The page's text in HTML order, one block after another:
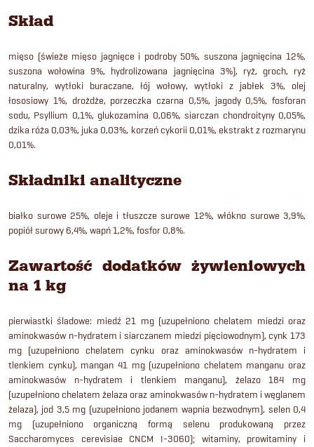
Skład
mięso (świeże mięso jagnięce i podroby 50%, suszona jagnięcina 12%,
suszona wołowina 9%, hydrolizowana jagnięcina 3%), ryż, groch, ryż
naturalny, wytłoki buraczane, łój wołowy, wytłoki z jabłek 3%, olej
łososiowy 1%, drożdże, porzeczka czarna 0,5%, jagody 0,5%, fosforan
sodu, Psyllium 0,1%, glukozamina 0,06%, siarczan chondroityny 0,05%,
dzika róża 0,03%, juka 0,03%, korzeń cykorii 0,01%, ekstrakt z rozmarynu
0,01%.
Składniki analityczne
białko surowe 25%, oleje i tłuszcze surowe 12%, włókno surowe 3,9%,
popiół surowy 6,4%, wapń 1,2%, fosfor 0,8%.
Zawartość dodatków żywieniowych
na 1 kg
pierwiastki śladowe: miedź 21 mg (uzupełniono chelatem miedzi oraz
aminokwasów n-hydratem i siarczanem miedzi pięciowodnym), cynk 173
mg (uzupełniono chelatem cynku oraz aminokwasów n-hydratem i
tlenkiem cynku), mangan 41 mg (uzupełniono chelatem manganu oraz
aminokwasów n-hydratem i tlenkiem manganu), żelazo 184 mg
(uzupełniono chelatem żelaza oraz aminokwasów n-hydratem i węglanem
żelaza), jod 3,5 mg (uzupełniono jodanem wapnia bezwodnym), selen 0,4
mg (uzupełniono organiczną formą selenu produkowaną przez
Saccharomyces cerevisiae CNCM I-3060); witaminy, prowitaminy i